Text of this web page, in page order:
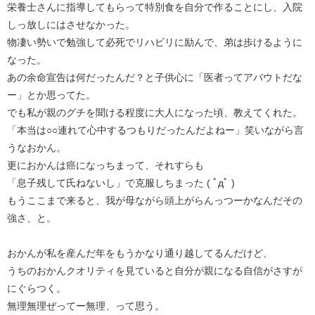
栄養士さんに指導してもらって特別食を自分で作ることにし、入院
しっ放しにはさせなかった。
物凄い勢いで勉強して必死でリハビリに励んで、弟は歩けるように
なった。
あの余命宣告は何だったんだ？と子供心に「医者ってアバウトだな
ー」とか思ってた。
でも私が親のグチを聞ける程度に大人になった頃、教えてくれた。
「本当は○○連れて心中するつもりだったんだよねー」笑いながら言
うなおかん。
更におかんは癌になっちまって、それすらも
「息子残して氏ねないし」で克服しちまった ( ﾟдﾟ )
もうここまで来ると、我が母ながら頭上がらんっつーかなんだその
強さ、と。
おかんが私を産んだ年をもうかなり通り越してるんだけど、
うちのおかんクオリティを見ていると自分が親になる自信がさすが
にぐらつく。
無理無理ぜってー無理、って思う。